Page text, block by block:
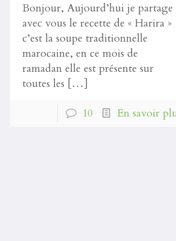
Bonjour, Aujourd’hui je partage
avec vous le recette de « Harira »
c’est la soupe traditionnelle
marocaine, en ce mois de
ramadan elle est présente sur
toutes les […]
10
En savoir